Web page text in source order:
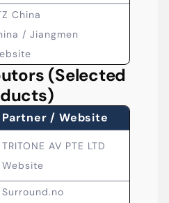
China
/ Jiangmen
(Selected
Partner / Website
TRITONE AV PTE LTD
Website
Surround.no